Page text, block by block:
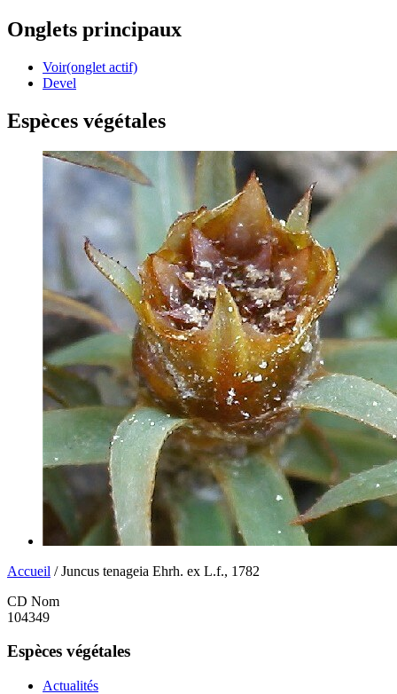
Onglets principaux
Voir(onglet actif)
Devel
Espèces végétales
Accueil / Juncus tenageia Ehrh. ex L.f., 1782
CD Nom
104349
Espèces végétales
Actualités